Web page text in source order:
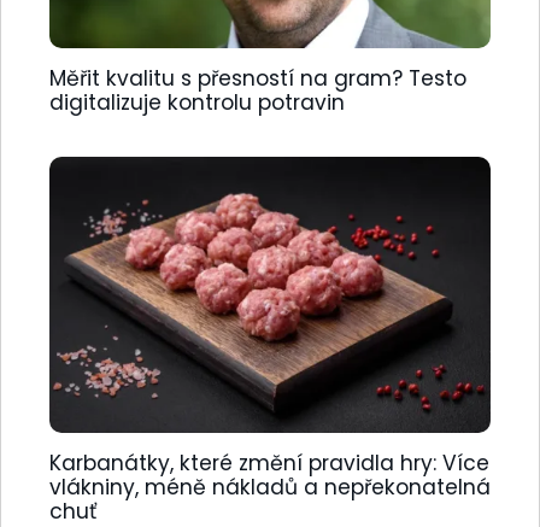
Měřit kvalitu s přesností na gram? Testo
digitalizuje kontrolu potravin
Karbanátky, které změní pravidla hry: Více
vlákniny, méně nákladů a nepřekonatelná
chuť